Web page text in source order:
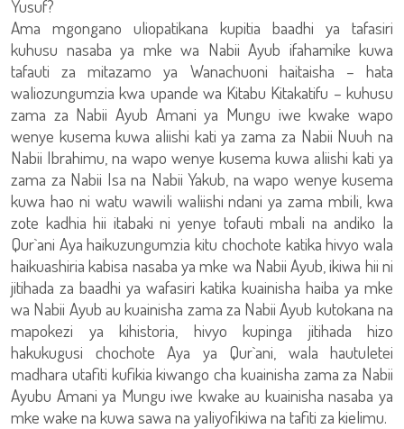
Yusuf?
Ama mgongano uliopatikana kupitia baadhi ya tafasiri
kuhusu nasaba ya mke wa Nabii Ayub ifahamike kuwa
tafauti za mitazamo ya Wanachuoni haitaisha – hata
waliozungumzia kwa upande wa Kitabu Kitakatifu – kuhusu
zama za Nabii Ayub Amani ya Mungu iwe kwake wapo
wenye kusema kuwa aliishi kati ya zama za Nabii Nuuh na
Nabii Ibrahimu, na wapo wenye kusema kuwa aliishi kati ya
zama za Nabii Isa na Nabii Yakub, na wapo wenye kusema
kuwa hao ni watu wawili waliishi ndani ya zama mbili, kwa
zote kadhia hii itabaki ni yenye tofauti mbali na andiko la
Qur`ani Aya haikuzungumzia kitu chochote katika hivyo wala
haikuashiria kabisa nasaba ya mke wa Nabii Ayub, ikiwa hii ni
jitihada za baadhi ya wafasiri katika kuainisha haiba ya mke
wa Nabii Ayub au kuainisha zama za Nabii Ayub kutokana na
mapokezi ya kihistoria, hivyo kupinga jitihada hizo
hakukugusi chochote Aya ya Qur`ani, wala hautuletei
madhara utafiti kufikia kiwango cha kuainisha zama za Nabii
Ayubu Amani ya Mungu iwe kwake au kuainisha nasaba ya
mke wake na kuwa sawa na yaliyofikiwa na tafiti za kielimu.